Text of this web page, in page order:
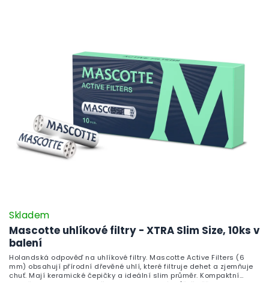
Mascotte uhlíkové filtry - XTRA Slim Size, 10ks v
balení
Skladem
Holandská odpověď na uhlíkové filtry. Mascotte Active Filters (6
mm) obsahují přírodní dřevěné uhlí, které filtruje dehet a zjemňuje
chuť. Mají keramické čepičky a ideální slim průměr. Kompaktní
krabička 10 ks se vejde všude. Kvalita, které můžeš věřit.